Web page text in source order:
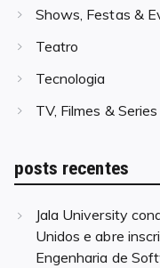
Shows, Festas &
Teatro
Tecnologia
TV, Filmes & Series
posts recentes
Jala University
Unidos e abre
Engenharia de